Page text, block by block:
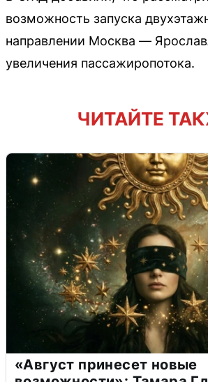
возможность запуска
направлении Москва —
увеличения пассажиропотока.
ЧИТАЙТЕ
«Август принесет новые